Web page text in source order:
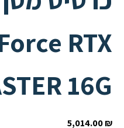
RTX
16G
5,014.00₪